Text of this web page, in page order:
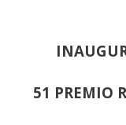
51 PREMIO